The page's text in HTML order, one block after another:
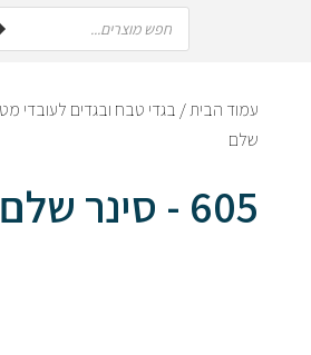
עמוד הבית/ בגדי טבח ובגדים לעובדי
שלם
605 - סינר שלם